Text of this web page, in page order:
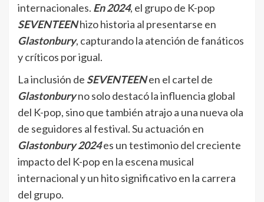
internacionales. En 2024, el grupo de K-pop
SEVENTEENhizo historia al presentarse en
Glastonbury, capturando la atención de fanáticos
y críticos por igual.
La inclusión de SEVENTEENen el cartel de
Glastonburyno solo destacó la influencia global
del K-pop, sino que también atrajo a una nueva ola
de seguidores al festival. Su actuación en
Glastonbury 2024es un testimonio del creciente
impacto del K-pop en la escena musical
internacional y un hito significativo en la carrera
del grupo.